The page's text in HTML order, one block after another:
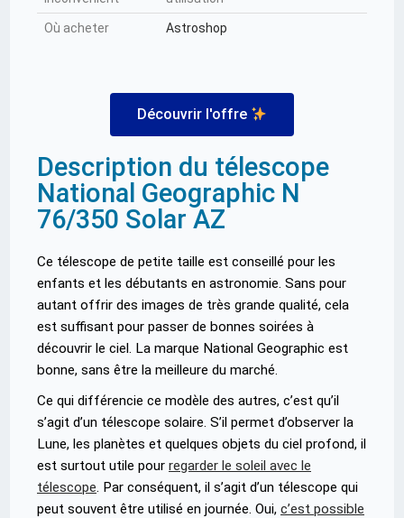
Où acheter Astroshop
Découvrir l'offre
Description du télescope
National Geographic N
76/350 Solar AZ
Ce télescope de petite taille est conseillé pour les
enfants et les débutants en astronomie. Sans pour
autant offrir des images de très grande qualité, cela
est suffisant pour passer de bonnes soirées à
découvrir le ciel. La marque National Geographic est
bonne, sans être la meilleure du marché.
Ce qui différencie ce modèle des autres, c’est qu’il
s’agit d’un télescope solaire. S’il permet d’observer la
Lune, les planètes et quelques objets du ciel profond, il
est surtout utile pour regarder le soleil avec le
télescope. Par conséquent, il s’agit d’un télescope qui
peut souvent être utilisé en journée. Oui, c’est possible